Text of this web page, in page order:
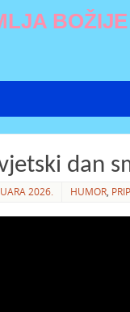
dan
2026. HUMOR,